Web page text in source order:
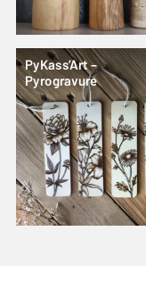
PyKass’Art –
Pyrogravure